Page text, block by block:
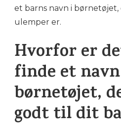
et barns navn i børnetøjet,
ulemper er.
Hvorfor er
finde et
børnetøjet,
godt til dit